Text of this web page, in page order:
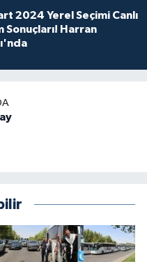
2024 Yerel Seçimi Canlı
Sonuçları! Harran